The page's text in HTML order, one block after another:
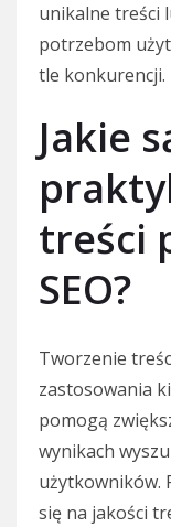
unikalne treści
potrzebom
tle konkurencji.
Jakie
treści
SEO?
Tworzenie
zastosowania
pomogą
wynikach
użytkowników.
się na jakości